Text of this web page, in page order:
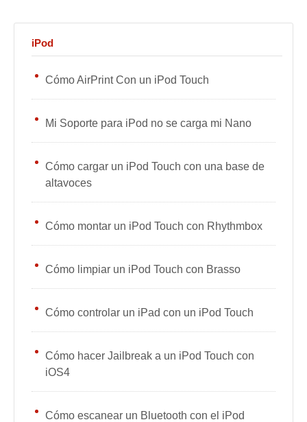
iPod
Cómo AirPrint Con un iPod Touch
Mi Soporte para iPod no se carga mi Nano
Cómo cargar un iPod Touch con una base de
altavoces
Cómo montar un iPod Touch con Rhythmbox
Cómo limpiar un iPod Touch con Brasso
Cómo controlar un iPad con un iPod Touch
Cómo hacer Jailbreak a un iPod Touch con
iOS4
Cómo escanear un Bluetooth con el iPod